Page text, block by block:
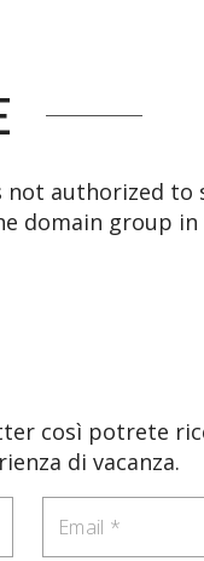
is not
domain
così potrete
di vacanza.